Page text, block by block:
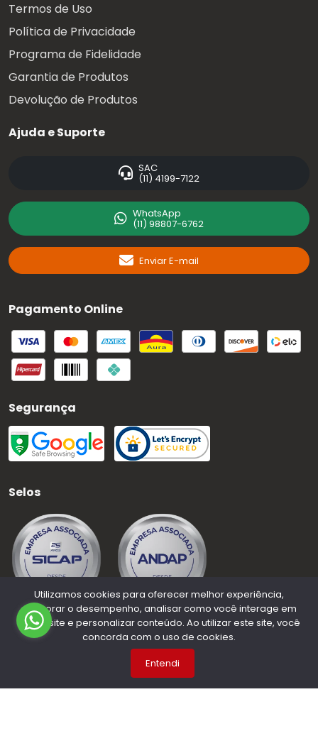
Termos de Uso
Política de Privacidade
Programa de Fidelidade
Garantia de Produtos
Devolução de Produtos
Ajuda e Suporte
SAC
(11) 4199-7122
WhatsApp
(11) 98807-6762
Enviar E-mail
Pagamento Online
Segurança
Selos
Medauto Distribuidora- CNPJ:
Todos os direitos reservados.
Desenvolvido por:
Utilizamos cookies para oferecer melhor experiência,
melhorar o desempenho, analisar como você interage em
nosso site e personalizar conteúdo. Ao utilizar este site, você
concorda com o uso de cookies.
Entendi